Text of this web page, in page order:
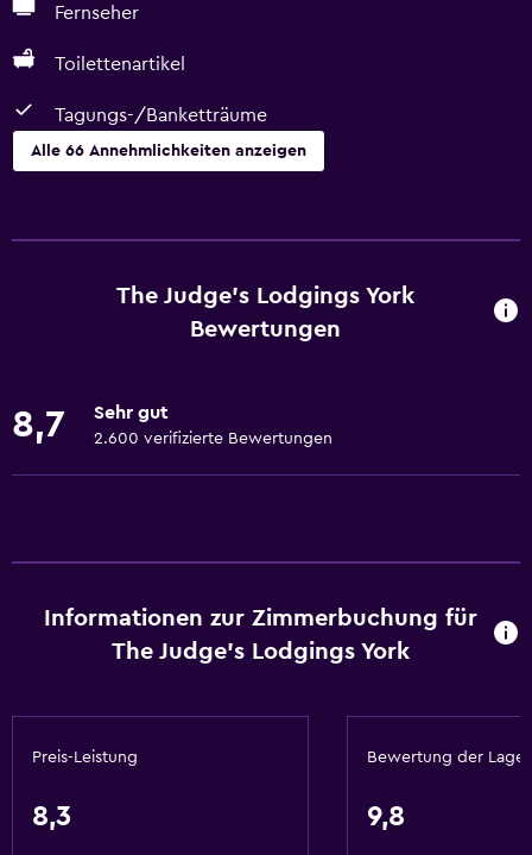
Fernseher
Toilettenartikel
Tagungs-/Banketträume
Alle 66 Annehmlichkeiten anzeigen
Gratis WLAN
WLAN in allen Bereichen verfügbar
Toilettenartikel
Shampoo
Haarspülung
Lunchpaket
Menüs für besondere Ernährungsanforderungen (auf
Anfrage)
The Judge's Lodgings York
Bewertungen
8,7 Sehr gut
2.600 verifizierte Bewertungen
Informationen zur Zimmerbuchung für
The Judge's Lodgings York
Preis-Leistung
8,3
Bewertung der Lage
9,8